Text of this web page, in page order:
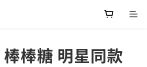
棒糖 明星同款